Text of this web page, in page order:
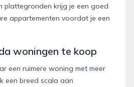
plattegronden krijg je een goed
appartementen voordat je een
woningen te koop
een ruimere woning met meer
een breed scala aan